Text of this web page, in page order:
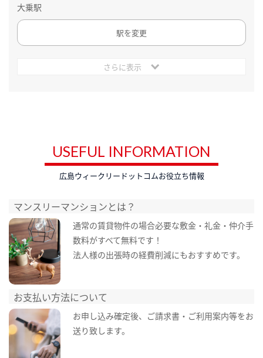
大乗駅
駅を変更
さらに表示
USEFUL INFORMATION
広島ウィークリードットコムお役立ち情報
マンスリーマンションとは？
通常の賃貸物件の場合必要な敷金・礼金・仲介手
数料がすべて無料です！
法人様の出張時の経費削減にもおすすめです。
お支払い方法について
お申し込み確定後、ご請求書・ご利用案内等をお
送り致します。